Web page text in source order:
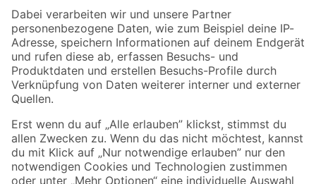
Zahlungsarten Versandarten
Sicher einkaufen
Jetzt die toom-App herunterladen